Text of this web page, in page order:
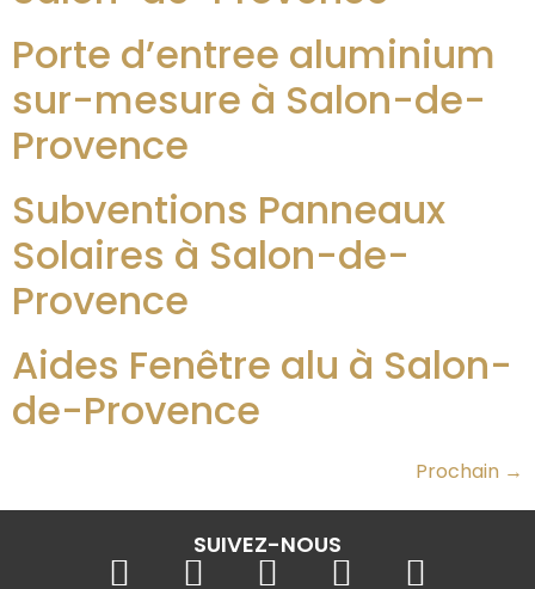
Porte d’entree aluminium
sur-mesure à Salon-de-
Provence
Subventions Panneaux
Solaires à Salon-de-
Provence
Aides Fenêtre alu à Salon-
de-Provence
Prochain →
SUIVEZ-NOUS